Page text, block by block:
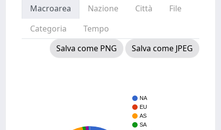
Macroarea Nazione Città
File
Categoria
Tempo
Salva come PNG
Salva come JPEG
NA
EU
AS
SA